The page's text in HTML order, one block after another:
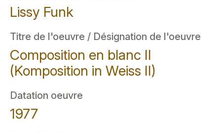
Lissy Funk
Titre de l'oeuvre / Désignation de l'oeuvre
Composition en blanc II
(Komposition in Weiss II)
Datation oeuvre
1977